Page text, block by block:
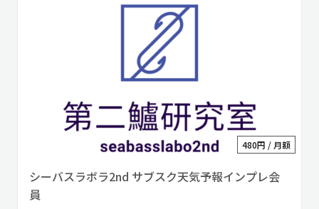
480円 / 月額
シーバスラボラ2nd サブスク天気予報インプレ会
員